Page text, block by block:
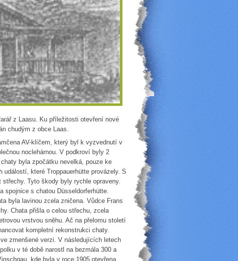
z Laasu. Ku příležitosti otevření nové
chudým z obce Laas.
AV-klíčem, který byl k vyzvednutí v
noclehárnou. V podkroví byly 2
byla zpočátku nevelká, pouze ke
které Troppauerhütte provázely. S
Tyto škody byly rychle opraveny.
spojnice s chatou Düsseldorferhütte.
byla lavinou zcela zničena. Vůdce Frans
Chata přišla o celou střechu, zcela
vrstvou sněhu. Ač na přelomu století
kompletní rekonstrukci chaty.
zmenšené verzi. V následujících letech
v té době narostl na bezmála 300 a
kde byla v roce 1905 otevřena